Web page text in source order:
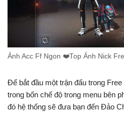
Ảnh Acc Ff Ngon ❤️Top Ảnh Nick
Để bắt đầu một trận đấu trong
trong bốn chế độ trong menu bên
đó hệ thống sẽ đưa bạn đến Đảo